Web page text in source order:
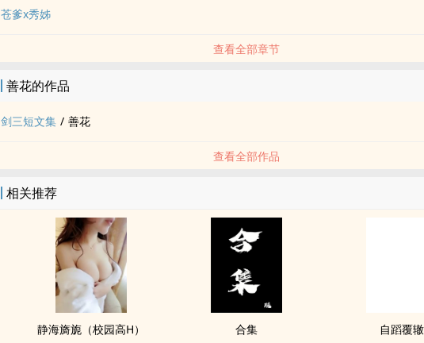
苍爹x秀姊
查看全部章节
善花的作品
剑三短文集 / 善花
查看全部作品
相关推荐
静海旖旎（校园高H） 合集 自蹈覆辙